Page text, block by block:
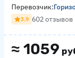
≈ 1059
Перевозчик:
3.9 602 отзывов